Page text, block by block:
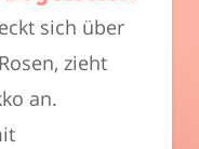
sich über
zieht
an.